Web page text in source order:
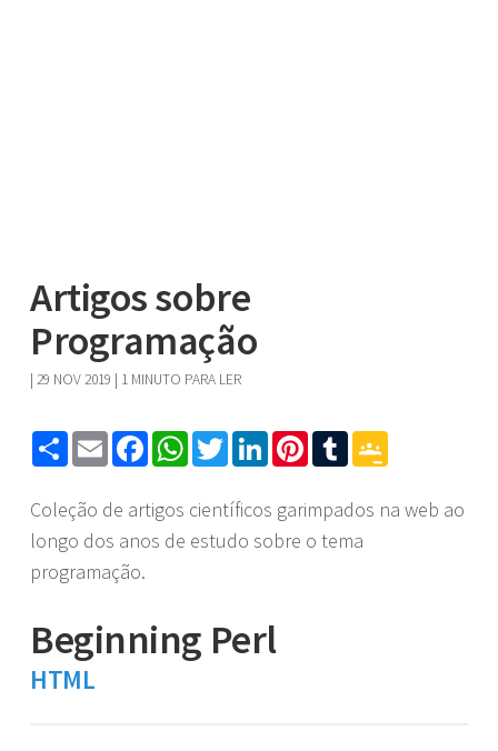
Artigos sobre
Programação
| 29 NOV 2019 | 1 MINUTO PARA LER
ShareEmailFacebookWhatsApp
TwitterLinkedInPinterest
Tumblr
Coleção de artigos científicos garimpados na web ao
longo dos anos de estudo sobre o tema
programação.
Beginning Perl
HTML